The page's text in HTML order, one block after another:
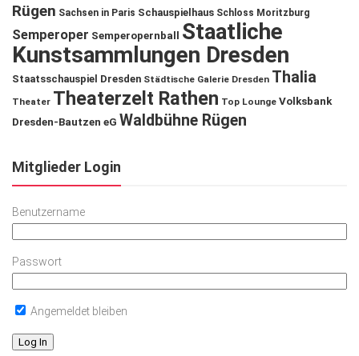
Rügen Sachsen in Paris Schauspielhaus Schloss Moritzburg
Semperoper Semperopernball
Staatliche
Kunstsammlungen Dresden
Staatsschauspiel Dresden Städtische Galerie Dresden Thalia
Theater Theaterzelt Rathen Top Lounge Volksbank
Dresden-Bautzen eG Waldbühne Rügen
Mitglieder Login
Benutzername
Passwort
Angemeldet bleiben